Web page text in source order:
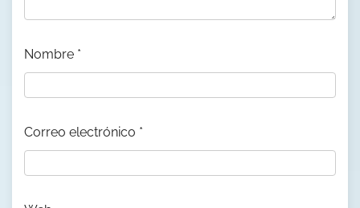
Nombre *
Correo electrónico *